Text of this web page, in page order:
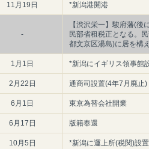
11月19日 *新潟港開港
-
【渋沢栄一】駿府藩(
民部省租税正となる。
都文京区湯島)に居を構
1月1日 *新潟にイギリス領事館
2月22日 通商司設置(4年7月廃止)
6月1日 東京為替会社開業
6月17日 版籍奉還
10月5日 *新潟に運上所(税関)設置